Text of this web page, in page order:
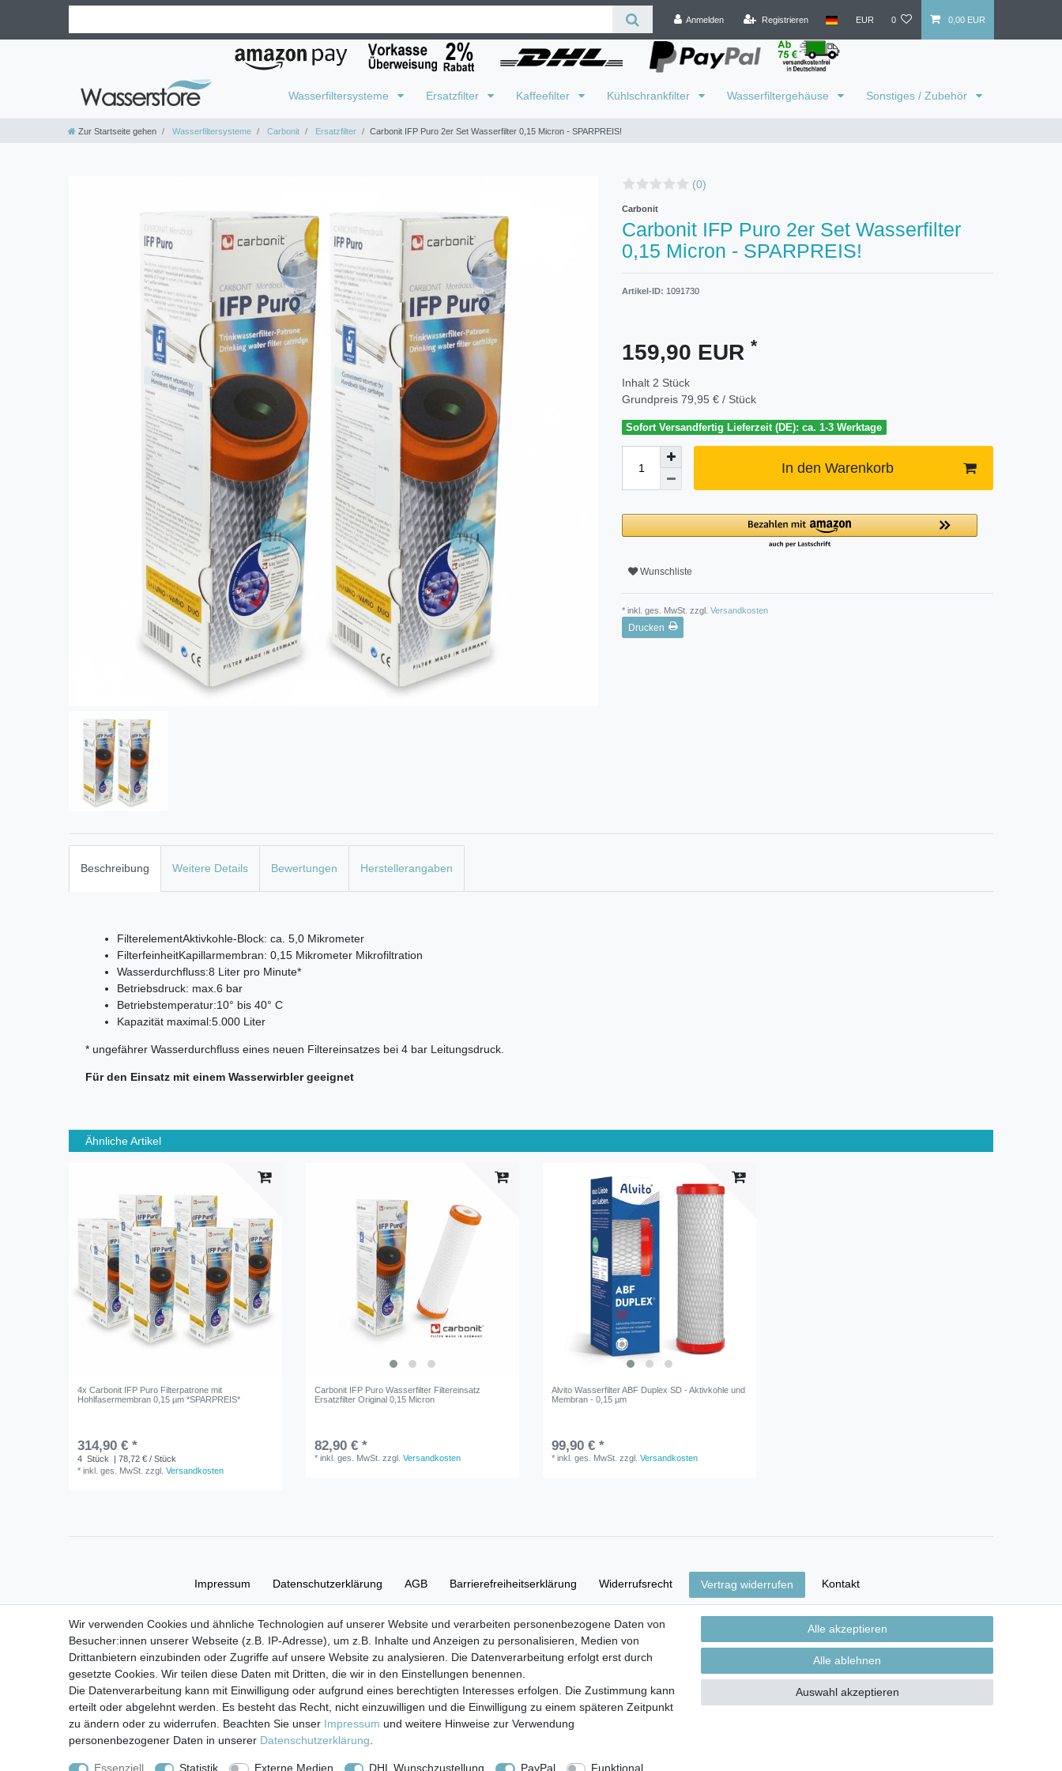
Anmelden Registrieren EUR 0 0,00 EUR
Wasserfiltersysteme Ersatzfilter Kaffeefilter Kühlschrankfilter Wasserfiltergehäuse Sonstiges / Zubehör
Zur Startseite gehen Wasserfiltersysteme Carbonit Ersatzfilter Carbonit IFP Puro 2er Set Wasserfilter 0,15 Micron - SPARPREIS!
(0)
Carbonit
Carbonit IFP Puro 2er Set Wasserfilter
0,15 Micron - SPARPREIS!
Artikel-ID: 1091730
159,90 EUR *
Inhalt 2 Stück
Grundpreis 79,95 € / Stück
Sofort Versandfertig Lieferzeit (DE): ca. 1-3 Werktage
In den Warenkorb
Wunschliste
* inkl. ges. MwSt. zzgl. Versandkosten
Drucken
Beschreibung Weitere Details Bewertungen Herstellerangaben
FilterelementAktivkohle-Block: ca. 5,0 Mikrometer
FilterfeinheitKapillarmembran: 0,15 Mikrometer Mikrofiltration
Wasserdurchfluss:8 Liter pro Minute*
Betriebsdruck: max.6 bar
Betriebstemperatur:10° bis 40° C
Kapazität maximal:5.000 Liter
* ungefährer Wasserdurchfluss eines neuen Filtereinsatzes bei 4 bar Leitungsdruck.
Für den Einsatz mit einem Wasserwirbler geeignet
Ähnliche Artikel
4x Carbonit IFP Puro Filterpatrone mit
Hohlfasermembran 0,15 µm *SPARPREIS*
314,90 € *
4 Stück
| 78,72 € / Stück
*inkl. ges. MwSt. zzgl.Versandkosten
Carbonit IFP Puro Wasserfilter Filtereinsatz
Ersatzfilter Original 0,15 Micron
82,90 € *
*inkl. ges. MwSt. zzgl.Versandkosten
Alvito Wasserfilter ABF Duplex SD - Aktivkohle und
Membran - 0,15 µm
99,90 € *
*inkl. ges. MwSt. zzgl.Versandkosten
Impressum Daten­schutz­erklärung AGB Barrierefreiheitserklärung Widerrufs­recht Vertrag widerrufen Kontakt
Versand- & Zahlungsbedingungen
© Copyright 2026 | Alle Rechte vorbehalten.
Wir verwenden Cookies und ähnliche Technologien auf unserer Website und verarbeiten personenbezogene Daten von
Besucher:innen unserer Webseite (z.B. IP-Adresse), um z.B. Inhalte und Anzeigen zu personalisieren, Medien von
Drittanbietern einzubinden oder Zugriffe auf unsere Website zu analysieren. Die Datenverarbeitung erfolgt erst durch
gesetzte Cookies. Wir teilen diese Daten mit Dritten, die wir in den Einstellungen benennen.
Die Datenverarbeitung kann mit Einwilligung oder aufgrund eines berechtigten Interesses erfolgen. Die Zustimmung kann
erteilt oder abgelehnt werden. Es besteht das Recht, nicht einzuwilligen und die Einwilligung zu einem späteren Zeitpunkt
zu ändern oder zu widerrufen. Beachten Sie unser Impressum und weitere Hinweise zur Verwendung
personenbezogener Daten in unserer Daten­schutz­erklärung
Essenziell Statistik Externe Medien DHL Wunschzustellung PayPal Funktional
Alle akzeptieren
Alle ablehnen
Auswahl akzeptieren